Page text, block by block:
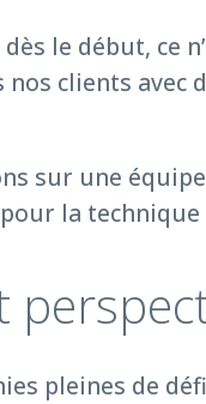
le début, ce
clients
sur une
la
pleines de